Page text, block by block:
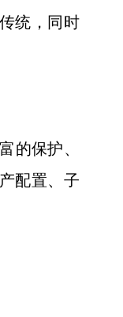
统，同时
的保护、
配置、子